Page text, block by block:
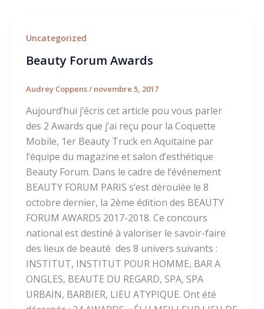
Uncategorized
Beauty Forum Awards
Audrey Coppens/ novembre 5, 2017
Aujourd’hui j’écris cet article pou vous parler
des 2 Awards que j’ai reçu pour la Coquette
Mobile, 1er Beauty Truck en Aquitaine par
l’équipe du magazine et salon d’esthétique
Beauty Forum. Dans le cadre de l’événement
BEAUTY FORUM PARIS s’est déroulée le 8
octobre dernier, la 2ème édition des BEAUTY
FORUM AWARDS 2017-2018. Ce concours
national est destiné à valoriser le savoir-faire
des lieux de beauté des 8 univers suivants :
INSTITUT, INSTITUT POUR HOMME, BAR A
ONGLES, BEAUTE DU REGARD, SPA, SPA
URBAIN, BARBIER, LIEU ATYPIQUE. Ont été